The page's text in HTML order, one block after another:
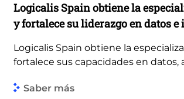
Logicalis Spain obtiene la
y fortalece su liderazgo en datos
Logicalis Spain obtiene la
fortalece sus capacidades en
Saber más